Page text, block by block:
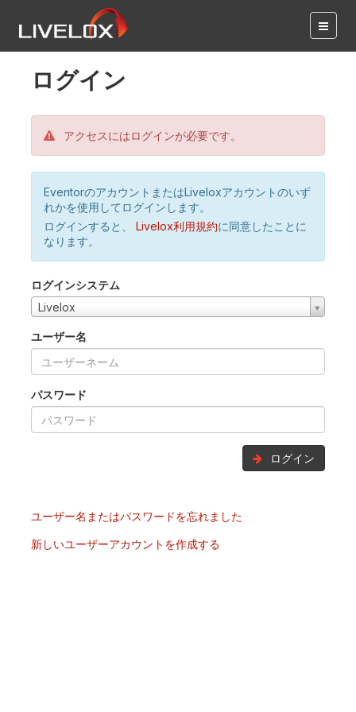
ログイン
アクセスにはログインが必要です。
EventorのアカウントまたはLiveloxアカウントのいず
れかを使用してログインします。
ログインすると、
Livelox利用規約に同意したことに
なります。
ログインシステム
Livelox
ユーザー名
パスワード
ログイン
ユーザー名またはパスワードを忘れました
新しいユーザーアカウントを作成する